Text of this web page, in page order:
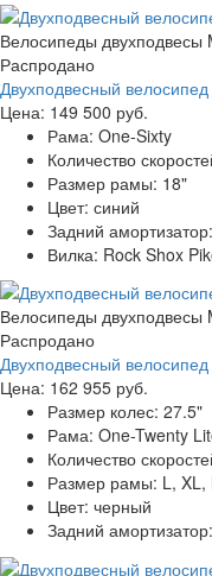
Велосипеды двухподвесы
Распродано
Двухподвесный
Цена: 149 500 руб.
Рама: One-Sixty
Количество
Размер рамы: 18"
Цвет: синий
Задний амортизатор:
Вилка: Rock Shox
Велосипеды двухподвесы
Распродано
Двухподвесный
Цена: 162 955 руб.
Размер колес: 27.5"
Рама: One-Twenty
Количество
Размер рамы: L, XL,
Цвет: черный
Задний амортизатор: